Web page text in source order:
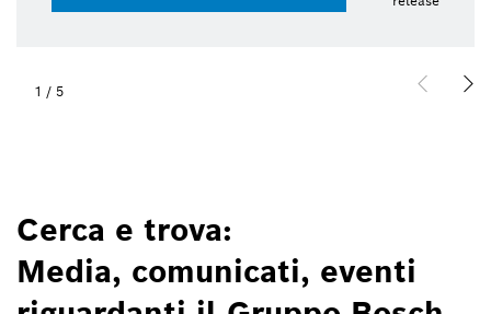
1 / 5
Cerca e trova:
Media, comunicati, eventi